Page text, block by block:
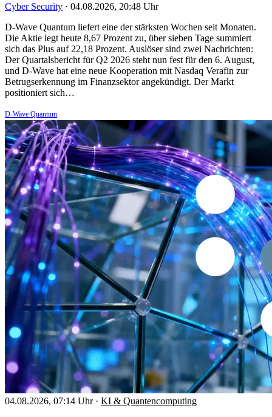
Cyber Security · 04.08.2026, 20:48 Uhr
D-Wave Quantum liefert eine der stärksten Wochen seit Monaten.
Die Aktie legt heute 8,67 Prozent zu, über sieben Tage summiert
sich das Plus auf 22,18 Prozent. Auslöser sind zwei Nachrichten:
Der Quartalsbericht für Q2 2026 steht nun fest für den 6. August,
und D-Wave hat eine neue Kooperation mit Nasdaq Verafin zur
Betrugserkennung im Finanzsektor angekündigt. Der Markt
positioniert sich…
D-Wave Quantum
04.08.2026, 07:14 Uhr · KI & Quantencomputing